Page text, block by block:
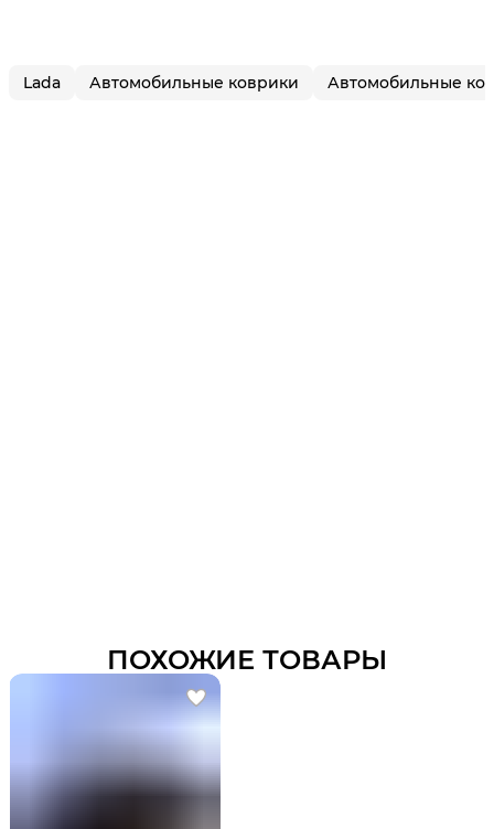
Lada Автомобильные коврики Автомобильные
ПОХОЖИЕ ТОВАРЫ